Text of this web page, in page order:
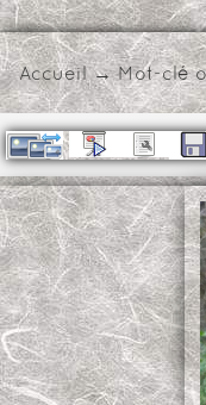
Accueil→Mot-clé